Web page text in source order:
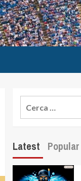
Latest Popular